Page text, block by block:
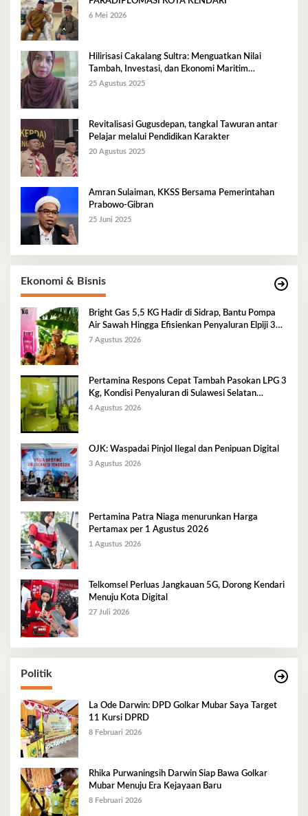
6 Mei 2026
Hilirisasi Cakalang Sultra: Menguatkan Nilai
Tambah, Investasi, dan Ekonomi Maritim
Berkelanjutan
25 Agustus 2025
Revitalisasi Gugusdepan, tangkal Tawuran antar
Pelajar melalui Pendidikan Karakter
20 Agustus 2025
Amran Sulaiman, KKSS Bersama Pemerintahan
Prabowo-Gibran
25 Juni 2025
Ekonomi & Bisnis
Bright Gas 5,5 KG Hadir di Sidrap, Bantu Pompa
Air Sawah Hingga Efisienkan Penyaluran Elpiji 3
Kg
7 Agustus 2026
Pertamina Respons Cepat Tambah Pasokan LPG 3
Kg, Kondisi Penyaluran di Sulawesi Selatan
Berlangsung Kondusif
4 Agustus 2026
OJK: Waspadai Pinjol Ilegal dan Penipuan Digital
3 Agustus 2026
Pertamina Patra Niaga menurunkan Harga
Pertamax per 1 Agustus 2026
1 Agustus 2026
Telkomsel Perluas Jangkauan 5G, Dorong Kendari
Menuju Kota Digital
27 Juli 2026
Politik
La Ode Darwin: DPD Golkar Mubar Saya Target
11 Kursi DPRD
8 Februari 2026
Rhika Purwaningsih Darwin Siap Bawa Golkar
Mubar Menuju Era Kejayaan Baru
8 Februari 2026